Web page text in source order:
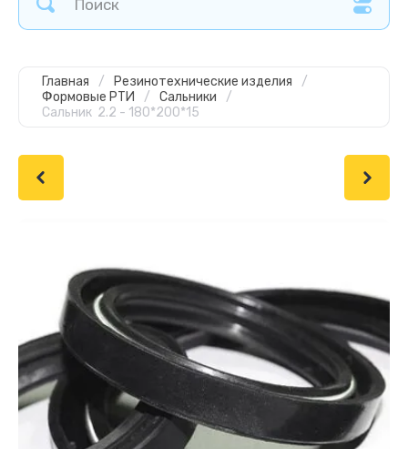
Главная / Резинотехнические изделия
/
Формовые РТИ
/ Сальники
/
Сальник 2.2 - 180*200*15